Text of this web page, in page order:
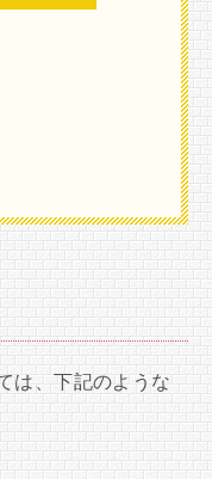
は、下記のような